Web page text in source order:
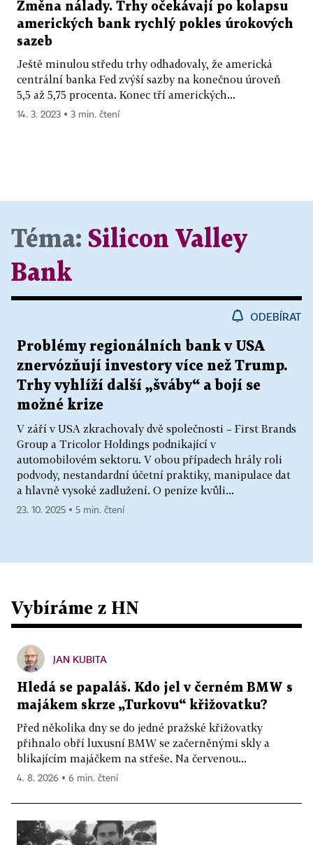
Změna nálady. Trhy očekávají po kolapsu
amerických bank rychlý pokles úrokových
sazeb
Ještě minulou středu trhy odhadovaly, že americká
centrální banka Fed zvýší sazby na konečnou úroveň
5,5 až 5,75 procenta. Konec tří amerických...
14. 3. 2023 ▪ 3 min. čtení
Téma: Silicon Valley
Bank
ODEBÍRAT
Problémy regionálních bank v USA
znervózňují investory více než Trump.
Trhy vyhlíží další „šváby“ a bojí se
možné krize
V září v USA zkrachovaly dvě společnosti – First Brands
Group a Tricolor Holdings podnikající v
automobilovém sektoru. V obou případech hrály roli
podvody, nestandardní účetní praktiky, manipulace dat
a hlavně vysoké zadlužení. O peníze kvůli...
23. 10. 2025 ▪ 5 min. čtení
Vybíráme z HN
JAN KUBITA
Hledá se papaláš. Kdo jel v černém BMW s
majákem skrze „Turkovu“ křižovatku?
Před několika dny se do jedné pražské křižovatky
přihnalo obří luxusní BMW se začerněnými skly a
blikajícím majáčkem na střeše. Na červenou...
4. 8. 2026 ▪ 6 min. čtení